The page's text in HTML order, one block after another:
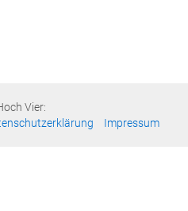
Vier:
Impressum